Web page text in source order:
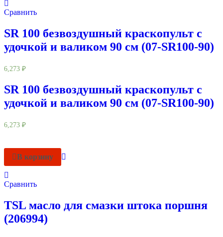
Сравнить
SR 100 безвоздушный краскопульт с
удочкой и валиком 90 см (07-SR100-90)
6,273 ₽
SR 100 безвоздушный краскопульт с
удочкой и валиком 90 см (07-SR100-90)
6,273 ₽
В корзину
Сравнить
TSL масло для смазки штока поршня
(206994)